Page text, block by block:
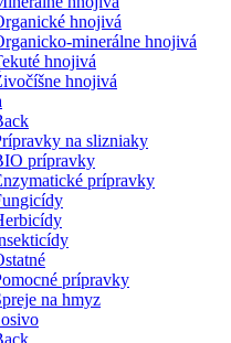
hnojivá
minerálne hnojivá
hnojivá
hnojivá
na slizniaky
prípravky
prípravky
prípravky
na hmyz